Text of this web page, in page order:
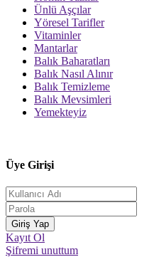
Ünlü Aşçılar
Yöresel Tarifler
Vitaminler
Mantarlar
Balık Baharatları
Balık Nasıl Alınır
Balık Temizleme
Balık Mevsimleri
Yemekteyiz
Üye Girişi
Kayıt Ol
Şifremi unuttum